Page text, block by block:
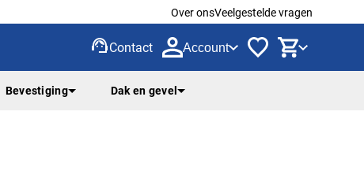
Over onsVeelgestelde vragen
support_agentContact Account
Bevestiging Dak en gevel